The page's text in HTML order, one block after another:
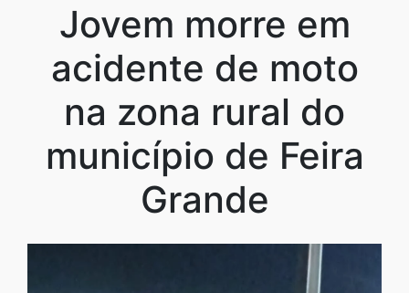
Jovem morre em
acidente de moto
na zona rural do
município de Feira
Grande